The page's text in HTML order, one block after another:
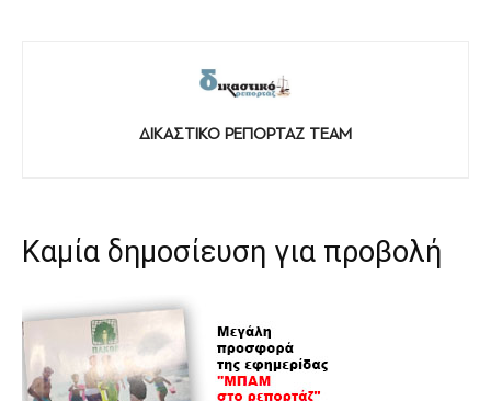
ΔΙΚΑΣΤΙΚΟ ΡΕΠΟΡΤΑΖ TEAM
Καμία δημοσίευση για προβολή